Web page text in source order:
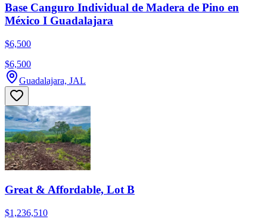
Base Canguro Individual de Madera de Pino en
México I Guadalajara
$6,500
$6,500
Guadalajara, JAL
Great & Affordable, Lot B
$1,236,510